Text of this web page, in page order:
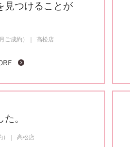
見つけることが
ご成約） 高松店
。
高松店